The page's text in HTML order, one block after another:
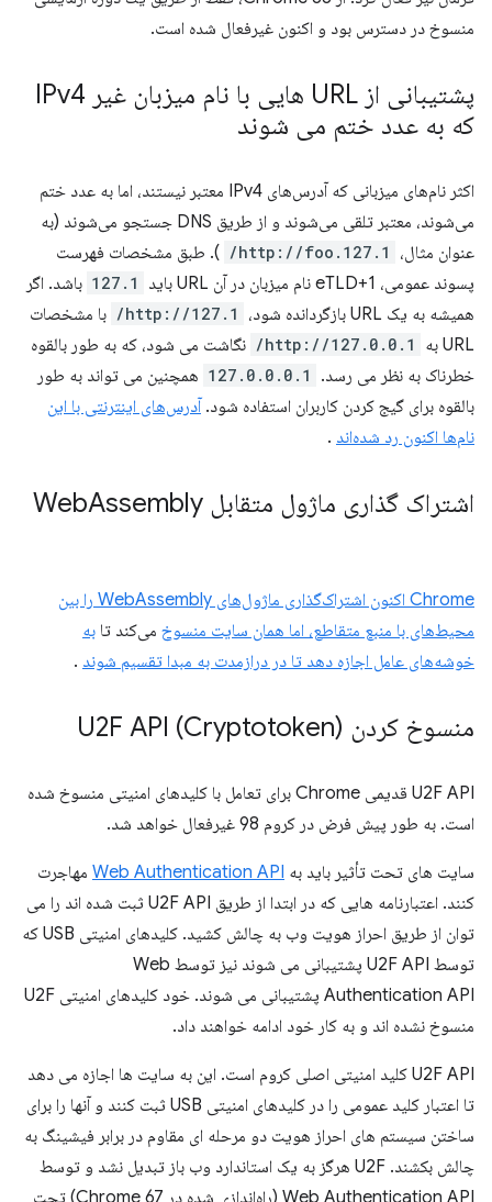
منسوخ در دسترس بود و اکنون غیرفعال شده است.
پشتیبانی از URL هایی با نام میزبان غیر IPv4
که به عدد ختم می شوند
اکثر نام‌های میزبانی که آدرس‌های IPv4 معتبر نیستند، اما به عدد ختم
می‌شوند، معتبر تلقی می‌شوند و از طریق DNS جستجو می‌شوند (به
عنوان مثال،
http://foo.127.1/
). طبق مشخصات فهرست
پسوند عمومی، eTLD+1 نام میزبان در آن URL باید
127.1 باشد. اگر
همیشه به یک URL بازگردانده شود،
http://127.1/
با مشخصات
URL به
http://127.0.0.1/
نگاشت می شود، که به طور بالقوه
خطرناک به نظر می رسد.
127.0.0.0.1 همچنین می تواند به طور
بالقوه برای گیج کردن کاربران استفاده شود. آدرس‌های اینترنتی با این
نام‌ها اکنون رد شده‌اند .
اشتراک گذاری ماژول متقابل Web Assembly
Chrome اکنون اشتراک‌گذاری ماژول‌های WebAssembly را بین
محیط‌های با منبع متقاطع، اما همان سایت منسوخ می‌کند تا به
خوشه‌های عامل اجازه دهد تا در درازمدت به مبدا تقسیم شوند .
منسوخ کردن U2F API (Cryptotoken)
U2F API قدیمی Chrome برای تعامل با کلیدهای امنیتی منسوخ شده
است. به طور پیش فرض در کروم 98 غیرفعال خواهد شد.
سایت های تحت تأثیر باید به Web Authentication API مهاجرت
کنند. اعتبارنامه هایی که در ابتدا از طریق U2F API ثبت شده اند را می
توان از طریق احراز هویت وب به چالش کشید. کلیدهای امنیتی USB که
توسط U2F API پشتیبانی می شوند نیز توسط Web
Authentication API پشتیبانی می شوند. خود کلیدهای امنیتی U2F
منسوخ نشده اند و به کار خود ادامه خواهند داد.
U2F API کلید امنیتی اصلی کروم است. این به سایت ها اجازه می دهد
تا اعتبار کلید عمومی را در کلیدهای امنیتی USB ثبت کنند و آنها را برای
ساختن سیستم های احراز هویت دو مرحله ای مقاوم در برابر فیشینگ به
چالش بکشند. U2F هرگز به یک استاندارد وب باز تبدیل نشد و توسط
Web Authentication API (راه‌اندازی شده در Chrome 67) تحت